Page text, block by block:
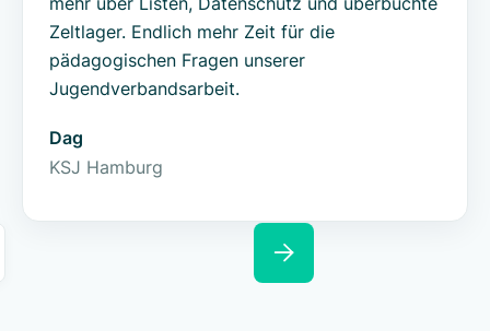
Zeltlager. Endlich mehr Zeit für die
pädagogischen Fragen unserer
Jugendverbandsarbeit.
Dag
KSJ Hamburg
